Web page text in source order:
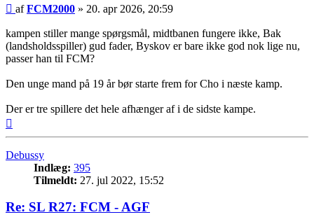
Indlæg
afFCM2000 » 20. apr 2026, 20:59
kampen stiller mange spørgsmål, midtbanen fungere ikke, Bak
(landsholdsspiller) gud fader, Byskov er bare ikke god nok lige nu,
passer han til FCM?
Den unge mand på 19 år bør starte frem for Cho i næste kamp.
Der er tre spillere det hele afhænger af i de sidste kampe.
Debussy
Indlæg: 395
Tilmeldt: 27. jul 2022, 15:52
Re: SL R27: FCM - AGF